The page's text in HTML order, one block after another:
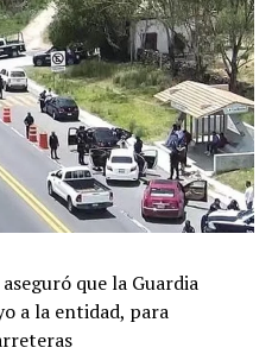
que la Guardia
a la entidad, para